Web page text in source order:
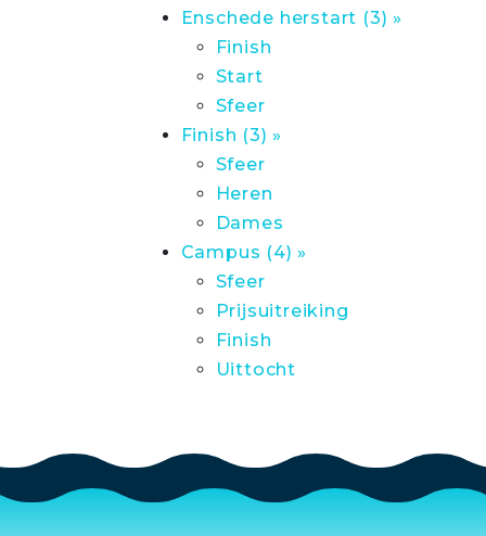
Enschede herstart (3) »
Finish
Start
Sfeer
Finish (3) »
Sfeer
Heren
Dames
Campus (4) »
Sfeer
Prijsuitreiking
Finish
Uittocht